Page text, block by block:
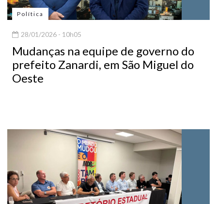
Política
28/01/2026 - 10h05
Mudanças na equipe de governo do
prefeito Zanardi, em São Miguel do
Oeste